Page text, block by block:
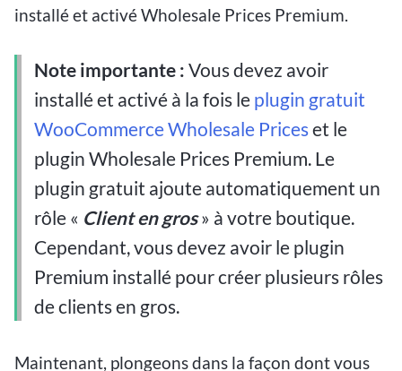
installé et activé Wholesale Prices Premium.
Note importante :Vous devez avoir
installé et activé à la fois le plugin gratuit
WooCommerce Wholesale Priceset le
plugin Wholesale Prices Premium. Le
plugin gratuit ajoute automatiquement un
rôle « Client en gros» à votre boutique.
Cependant, vous devez avoir le plugin
Premium installé pour créer plusieurs rôles
de clients en gros.
Maintenant, plongeons dans la façon dont vous